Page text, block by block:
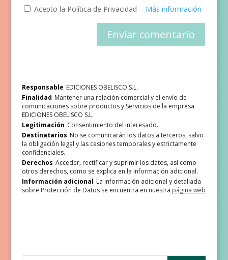
Acepto la Política de Privacidad - Más información
Responsable EDICIONES OBELISCO S.L.
Finalidad Mantener una relación comercial y el envío de
comunicaciones sobre productos y Servicios de la empresa
EDICIONES OBELISCO S.L.
Legitimación Consentimiento del interesado.
Destinatarios No se comunicarán los datos a terceros, salvo
la obligación legal y las cesiones temporales y estrictamente
confidenciales.
Derechos Acceder, rectificar y suprimir los datos, así como
otros derechos, como se explica en la información adicional.
Información adicional La información adicional y detallada
sobre Protección de Datos se encuentra en nuestra página web